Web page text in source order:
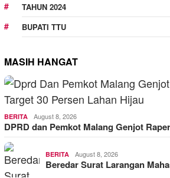
TAHUN 2024
BUPATI TTU
MASIH HANGAT
BERITA August 8, 2026
DPRD dan Pemkot Malang Genjot
BERITA August 8, 2026
Beredar Surat Larangan